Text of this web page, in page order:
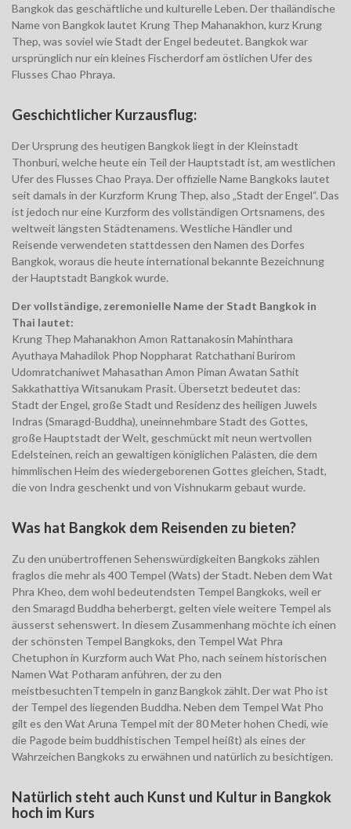
Bangkok das geschäftliche und kulturelle Leben. Der thailändische
Name von Bangkok lautet Krung Thep Mahanakhon, kurz Krung
Thep, was soviel wie Stadt der Engel bedeutet. Bangkok war
ursprünglich nur ein kleines Fischerdorf am östlichen Ufer des
Flusses Chao Phraya.
Geschichtlicher Kurzausflug:
Der Ursprung des heutigen Bangkok liegt in der Kleinstadt
Thonburi, welche heute ein Teil der Hauptstadt ist, am westlichen
Ufer des Flusses Chao Praya. Der offizielle Name Bangkoks lautet
seit damals in der Kurzform Krung Thep, also „Stadt der Engel“. Das
ist jedoch nur eine Kurzform des vollständigen Ortsnamens, des
weltweit längsten Städtenamens. Westliche Händler und
Reisende verwendeten stattdessen den Namen des Dorfes
Bangkok, woraus die heute international bekannte Bezeichnung
der Hauptstadt Bangkok wurde.
Der vollständige, zeremonielle Name der Stadt Bangkok in
Thai lautet:
Krung Thep Mahanakhon Amon Rattanakosin Mahinthara
Ayuthaya Mahadilok Phop Noppharat Ratchathani Burirom
Udomratchaniwet Mahasathan Amon Piman Awatan Sathit
Sakkathattiya Witsanukam Prasit. Übersetzt bedeutet das:
Stadt der Engel, große Stadt und Residenz des heiligen Juwels
Indras (Smaragd-Buddha), uneinnehmbare Stadt des Gottes,
große Hauptstadt der Welt, geschmückt mit neun wertvollen
Edelsteinen, reich an gewaltigen königlichen Palästen, die dem
himmlischen Heim des wiedergeborenen Gottes gleichen, Stadt,
die von Indra geschenkt und von Vishnukarm gebaut wurde.
Was hat Bangkok dem Reisenden zu bieten?
Zu den unübertroffenen Sehenswürdigkeiten Bangkoks zählen
fraglos die mehr als 400 Tempel (Wats) der Stadt. Neben dem Wat
Phra Kheo, dem wohl bedeutendsten Tempel Bangkoks, weil er
den Smaragd Buddha beherbergt, gelten viele weitere Tempel als
äusserst sehenswert. In diesem Zusammenhang möchte ich einen
der schönsten Tempel Bangkoks, den Tempel Wat Phra
Chetuphon in Kurzform auch Wat Pho, nach seinem historischen
Namen Wat Potharam anführen, der zu den
meistbesuchtenTtempeln in ganz Bangkok zählt. Der wat Pho ist
der Tempel des liegenden Buddha. Neben dem Tempel Wat Pho
gilt es den Wat Aruna Tempel mit der 80 Meter hohen Chedi, wie
die Pagode beim buddhistischen Tempel heißt) als eines der
Wahrzeichen Bangkoks zu erwähnen und natürlich zu besichtigen.
Natürlich steht auch Kunst und Kultur in Bangkok
hoch im Kurs